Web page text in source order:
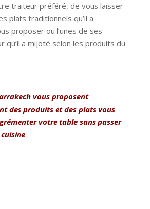
traiteur préféré, de vous laisser
plats traditionnels qu’il a
proposer ou l’unes de ses
qu’il a mijoté selon les produits du
vous proposent
des produits et des plats vous
votre table sans passer